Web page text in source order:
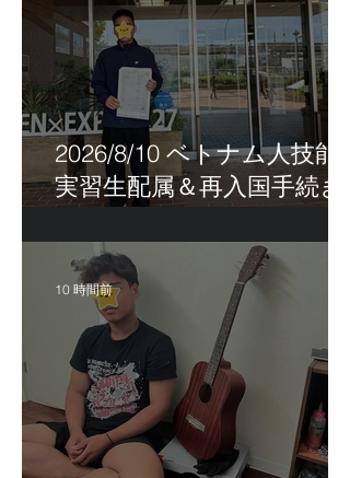
2026/8/10 ベトナム人技能
実習生配属＆再入国手続き
10 時間前